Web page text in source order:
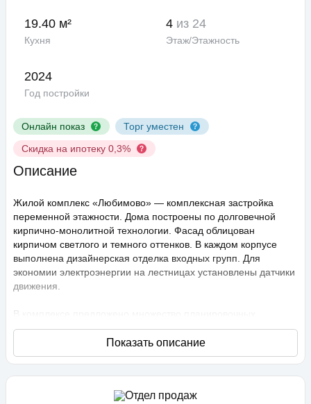
Онлайн показ
Торг уместен
Скидка на ипотеку 0,3%
19.40 м²
Кухня
4 из 24
Этаж/Этажность
2024
Год постройки
Описание
Жилой комплекс «Любимово» — комплексная застройка
переменной этажности. Дома построены по долговечной
кирпично-монолитной технологии. Фасад облицован
кирпичом светлого и темного оттенков. В каждом корпусе
выполнена дизайнерская отделка входных групп. Для
экономии электроэнергии на лестницах установлены датчики
движения.
В комплексе предложено множество планировочных
решений: в наличии квартиры, как классического типа, так и
европланировки. Они сдаются с подчистовой отделкой,
высота потолков составляет 2,75 метра. В квартирах